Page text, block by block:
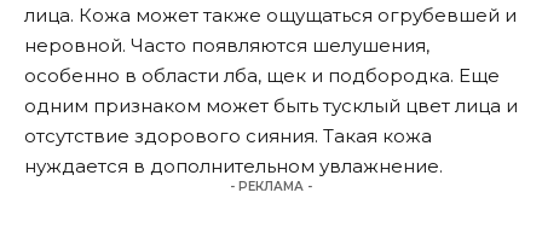
лица. Кожа может также ощущаться огрубевшей и
неровной. Часто появляются шелушения,
особенно в области лба, щек и подбородка. Еще
одним признаком может быть тусклый цвет лица и
отсутствие здорового сияния. Такая кожа
нуждается в дополнительном увлажнение.
- РЕКЛАМА -